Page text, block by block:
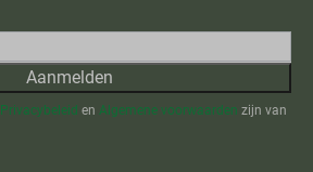
Aanmelden
Privacybeleid en Algemene voorwaarden zijn van